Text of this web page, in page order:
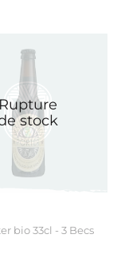
Rupture
stock
bio 33cl - 3 Becs